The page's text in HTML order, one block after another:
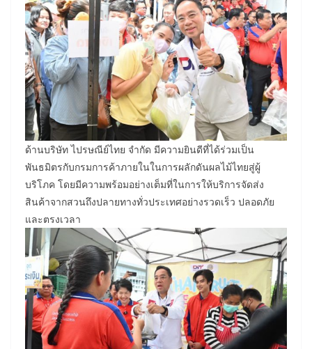
ด้านบริษัท ไปรษณีย์ไทย จำกัด มีความยินดีที่ได้ร่วมเป็น
พันธมิตรกับกรมการค้าภายในในการผลักดันผลไม้ไทยสู่ผู้
บริโภค โดยมีความพร้อมอย่างเต็มที่ในการให้บริการจัดส่ง
สินค้าจากสวนถึงปลายทางทั่วประเทศอย่างรวดเร็ว ปลอดภัย
และตรงเวลา